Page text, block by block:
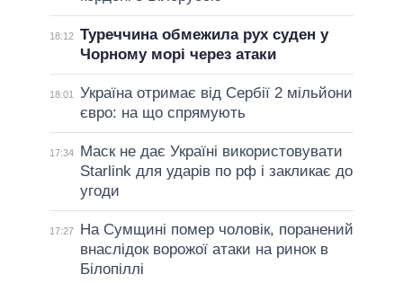
18:12 Туреччина обмежила рух суден у
Чорному морі через атаки
18:01
Україна отримає від Сербії 2 мільйони
євро: на що спрямують
17:34
Маск не дає Україні використовувати
Starlink для ударів по рф і закликає до
угоди
17:27
На Сумщині помер чоловік, поранений
внаслідок ворожої атаки на ринок в
Білопіллі